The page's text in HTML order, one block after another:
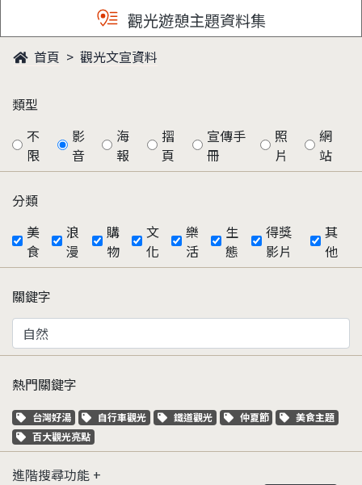
觀光遊憩主題資料集
首頁 觀光文宣資料
類型
不
限
影
音
海
報
摺
頁
宣傳手
冊
照
片
網
站
分類
美
食
浪
漫
購
物
文
化
樂
活
生
態
得獎
影片
其
他
關鍵字
熱門關鍵字
關鍵字標籤
台灣好湯 關鍵字標籤
自行車觀光 關鍵字標籤
鐵道觀光 關鍵字標籤
仲夏節 關鍵字標籤
美食主題
關鍵字標籤
百大觀光亮點
進階搜尋功能